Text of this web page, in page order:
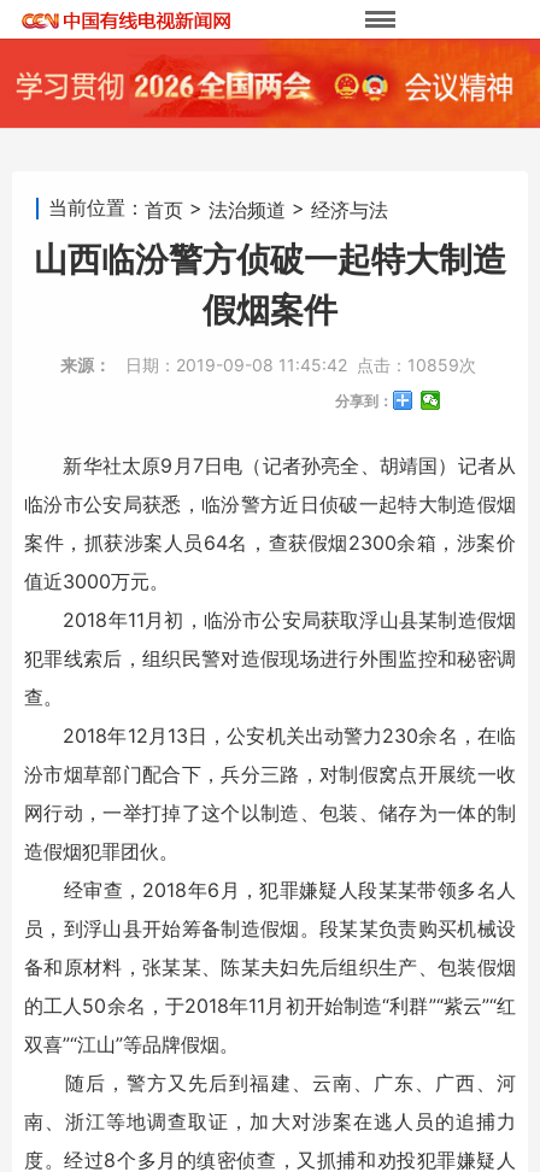
当前位置： 首页 > 法治频道 > 经济与法
山西临汾警方侦破一起特大制造
假烟案件
来源： 日期： 2019-09-08 11:45:42 点击： 10859次
分享到：
新华社太原9月7日电（记者孙亮全、胡靖国）记者从
临汾市公安局获悉，临汾警方近日侦破一起特大制造假烟
案件，抓获涉案人员64名，查获假烟2300余箱，涉案价
值近3000万元。
2018年11月初，临汾市公安局获取浮山县某制造假烟
犯罪线索后，组织民警对造假现场进行外围监控和秘密调
查。
2018年12月13日，公安机关出动警力230余名，在临
汾市烟草部门配合下，兵分三路，对制假窝点开展统一收
网行动，一举打掉了这个以制造、包装、储存为一体的制
造假烟犯罪团伙。
经审查，2018年6月，犯罪嫌疑人段某某带领多名人
员，到浮山县开始筹备制造假烟。段某某负责购买机械设
备和原材料，张某某、陈某夫妇先后组织生产、包装假烟
的工人50余名，于2018年11月初开始制造“利群”“紫云”“红
双喜”“江山”等品牌假烟。
随后，警方又先后到福建、云南、广东、广西、河
南、浙江等地调查取证，加大对涉案在逃人员的追捕力
度。经过8个多月的缜密侦查，又抓捕和劝投犯罪嫌疑人